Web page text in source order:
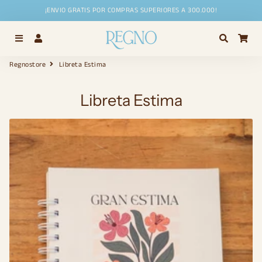
¡ENVIO GRATIS POR COMPRAS SUPERIORES A 300.000!
Menú Buscar
Regnostore Libreta Estima
Libreta Estima